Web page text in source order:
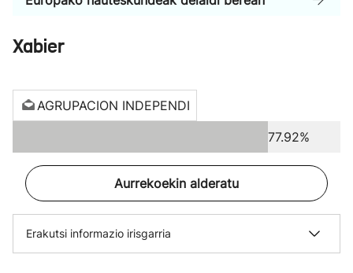
Xabier
AGRUPACION INDEPENDI
77.92%
Aurrekoekin alderatu
Erakutsi informazio irisgarria